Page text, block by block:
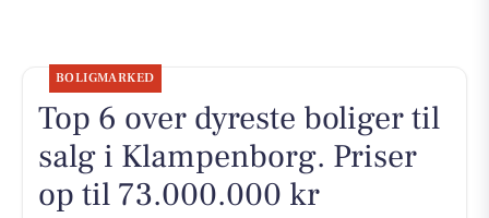
BOLIGMARKED
Top 6 over dyreste boliger til
salg i Klampenborg. Priser
op til 73.000.000 kr